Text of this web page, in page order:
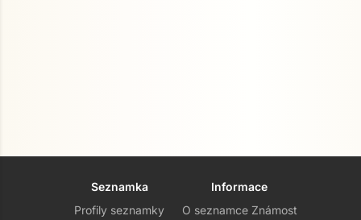
Seznamka
Profily seznamky
Informace
O seznamce Známost